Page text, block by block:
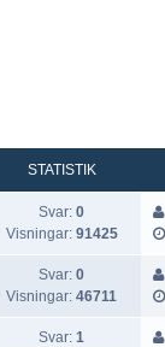
STATISTIK
Svar: 0
Visningar: 91425
Svar: 0
Visningar: 46711
Svar: 1